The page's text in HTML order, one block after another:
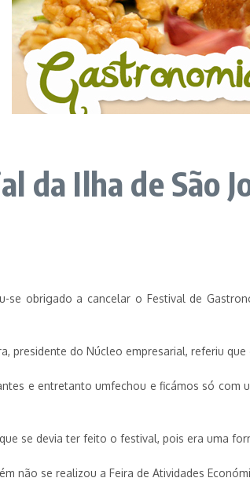
da Ilha de São
se obrigado a cancelar o Festival de
presidente do Núcleo empresarial, referiu
e entretanto umfechou e ficámos só
se devia ter feito o festival, pois era uma
não se realizou a Feira de Atividades